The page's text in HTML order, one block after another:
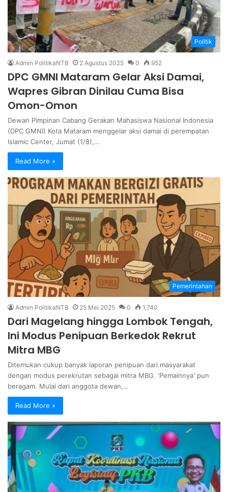
Politik
Admin PolitikaNTB 2 Agustus 2025 0 952
DPC GMNI Mataram Gelar Aksi Damai,
Wapres Gibran Dinilau Cuma Bisa
Omon-Omon
Dewan Pimpinan Cabang Gerakan Mahasiswa Nasional Indonesia
(DPC GMNI) Kota Mataram menggelar aksi damai di perempatan
Islamic Center, Jumat (1/8),…
Read More »
Pemerintahan
Admin PolitikaNTB 25 Mei 2025 0 1,740
Dari Magelang hingga Lombok Tengah,
Ini Modus Penipuan Berkedok Rekrut
Mitra MBG
Ditemukan cukup banyak laporan penipuan dari masyarakat
dengan modus perekrutan sebagai mitra MBG. 'Pemainnya' pun
beragam. Mulai dari anggota dewan,…
Read More »